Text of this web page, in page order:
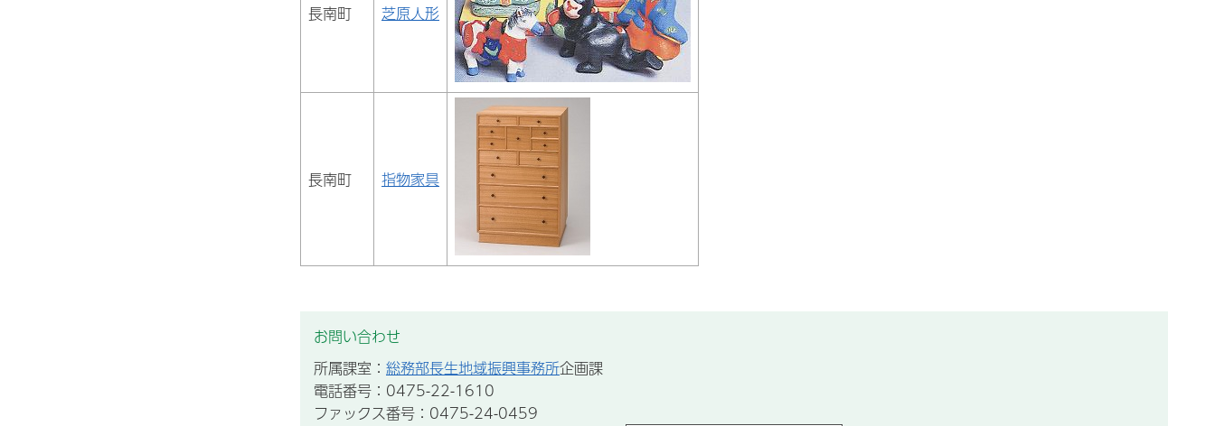
長南町 芝原人形
長南町 指物家具
お問い合わせ
所属課室： 総務部長生地域振興事務所企画課
電話番号：0475-22-1610
ファックス番号：0475-24-0459